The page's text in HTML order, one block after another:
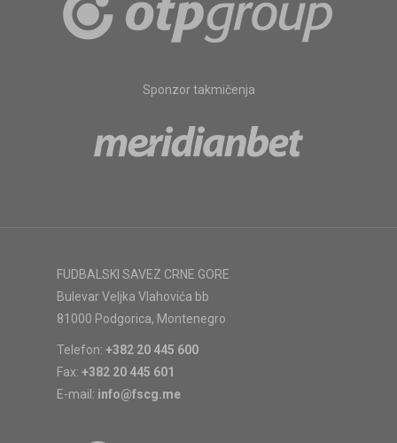
Sponzor takmičenja
FUDBALSKI SAVEZ CRNE GORE
Bulevar Veljka Vlahovića bb
81000 Podgorica, Montenegro
Telefon: +382 20 445 600
Fax: +382 20 445 601
E-mail: info@fscg.me